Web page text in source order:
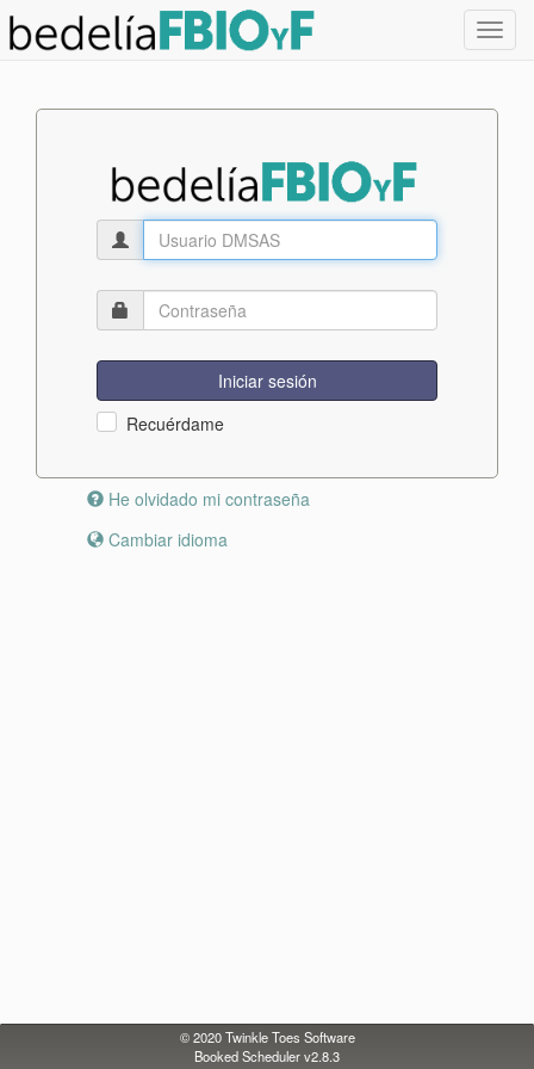
Iniciar sesión
Recuérdame
He olvidado mi contraseña
Cambiar idioma
© 2020Twinkle Toes Software
Booked Scheduler v2.8.3